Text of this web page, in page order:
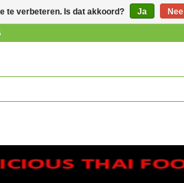
te verbeteren. Is dat akkoord? Ja Nee